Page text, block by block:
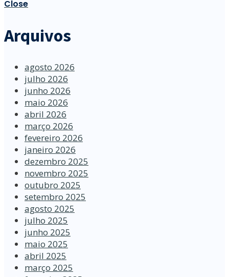
Close
Arquivos
agosto 2026
julho 2026
junho 2026
maio 2026
abril 2026
março 2026
fevereiro 2026
janeiro 2026
dezembro 2025
novembro 2025
outubro 2025
setembro 2025
agosto 2025
julho 2025
junho 2025
maio 2025
abril 2025
março 2025